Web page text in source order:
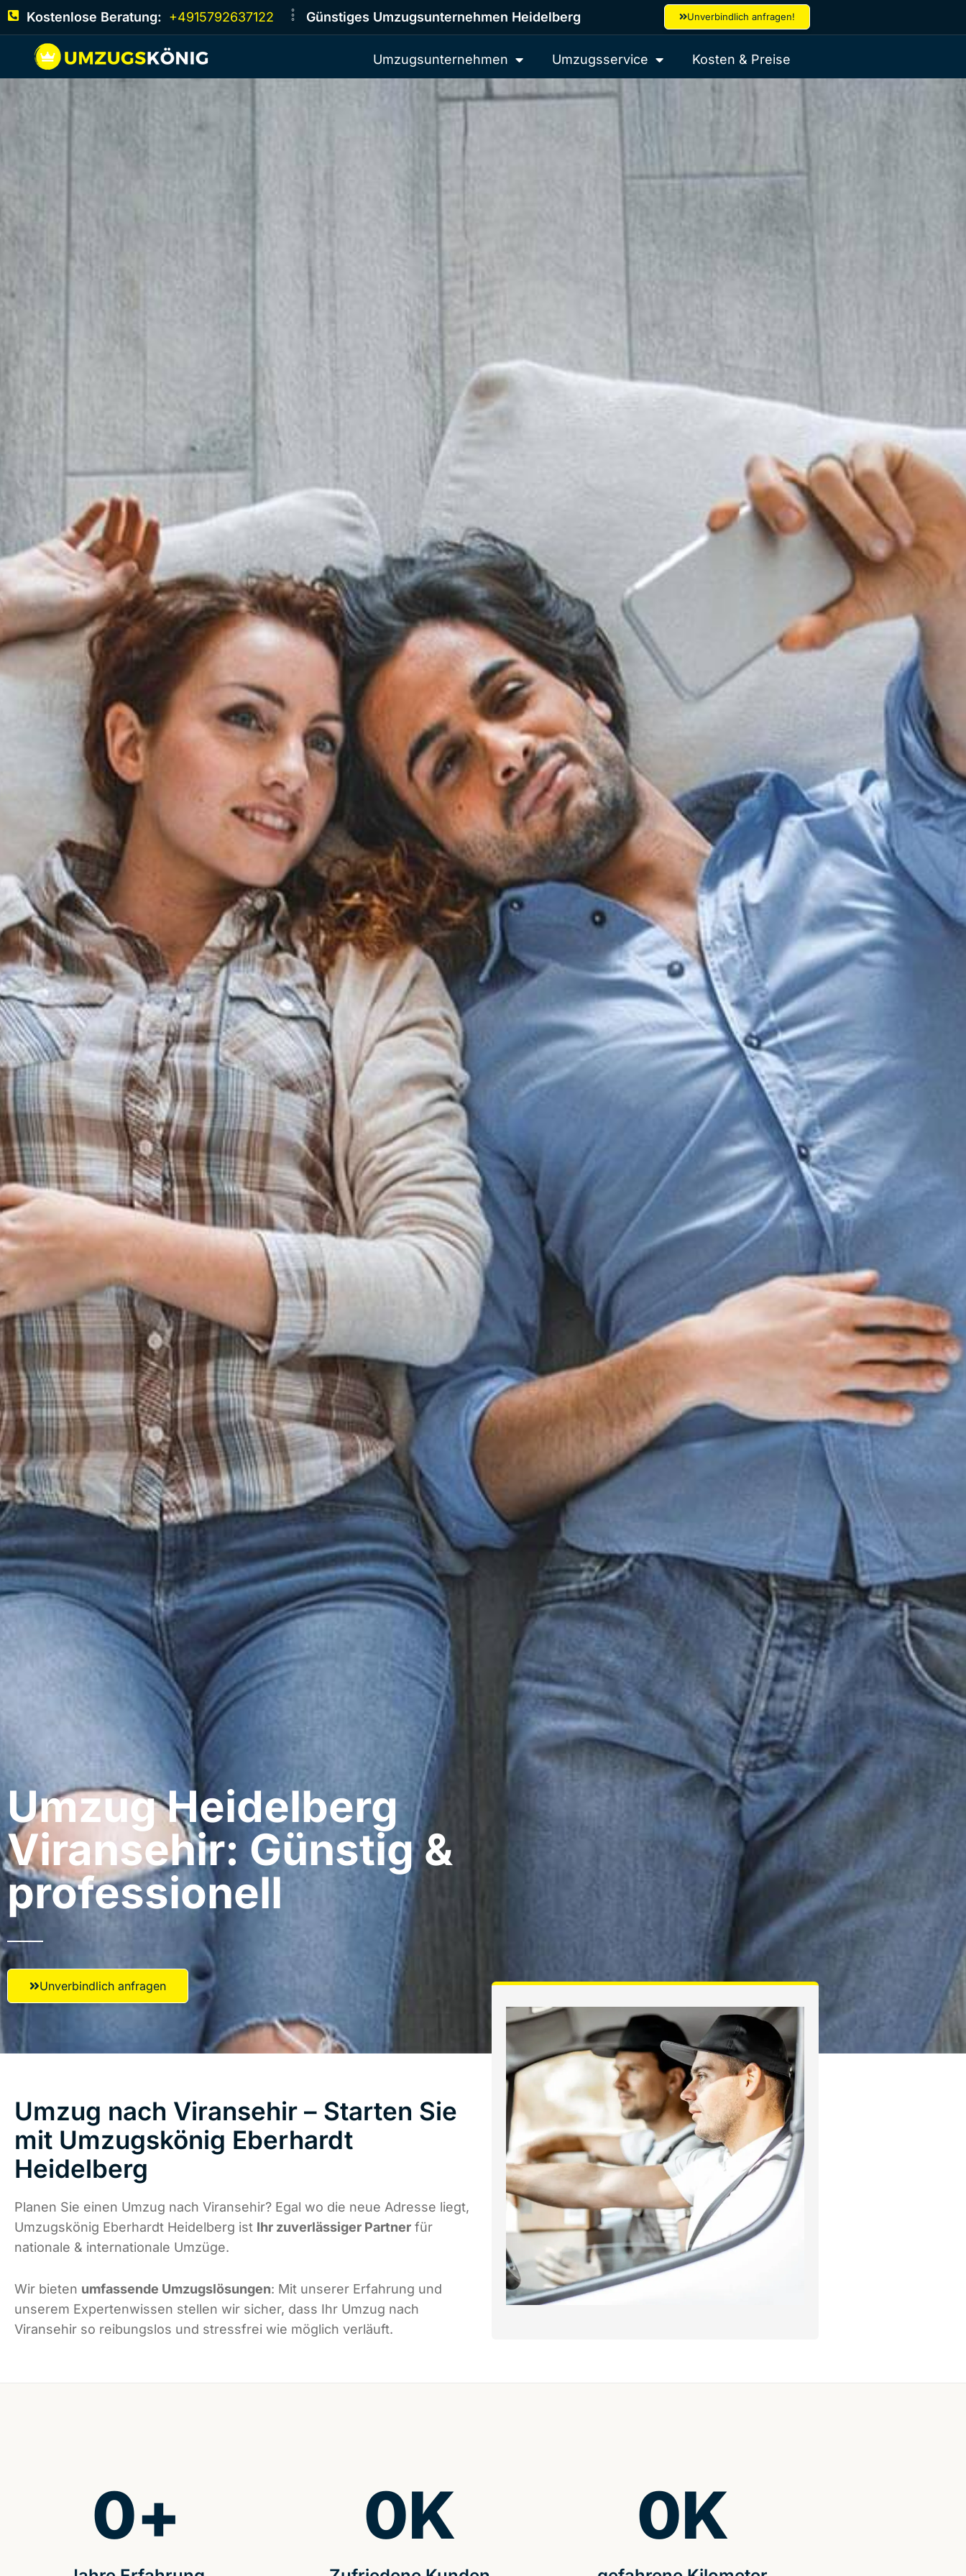
Kostenlose Beratung: +4915792637122 Günstiges Umzugsunternehmen Heidelberg Unverbindlich anfragen!
Umzugsunternehmen Umzugsservice Kosten & Preise
Umzug Heidelberg​
Viransehir: Günstig &
professionell​
Unverbindlich anfragen
Umzug nach Viransehir – Starten Sie
mit Umzugskönig Eberhardt
Heidelberg
Planen Sie einen Umzug nach Viransehir? Egal wo die neue Adresse liegt,
Umzugskönig Eberhardt Heidelberg ist Ihr zuverlässiger Partner für
nationale & internationale Umzüge.
Wir bieten umfassende Umzugslösungen: Mit unserer Erfahrung und
unserem Expertenwissen stellen wir sicher, dass Ihr Umzug nach
Viransehir so reibungslos und stressfrei wie möglich verläuft.
0+ 0K 0K